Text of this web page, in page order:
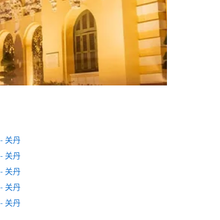
关丹
关丹
关丹
关丹
关丹